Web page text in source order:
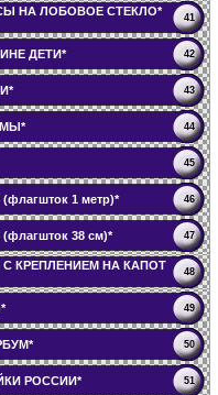
НА ЛОБОВОЕ СТЕКЛО*
41
ДЕТИ* 42
43
44
45
1 метр)* 46
38 см)* 47
С КРЕПЛЕНИЕМ НА КАПОТ
48
49
50
РОССИИ* 51